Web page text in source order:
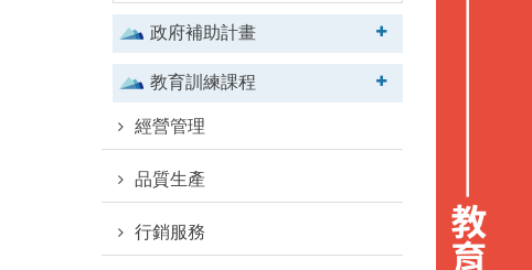
政府補助計畫
教育訓練課程
經營管理
品質生產
行銷服務